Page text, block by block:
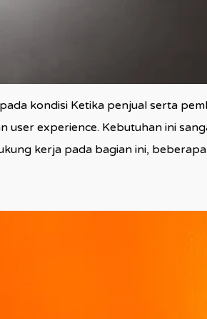
kondisi Ketika penjual serta
user experience. Kebutuhan ini
kerja pada bagian ini,